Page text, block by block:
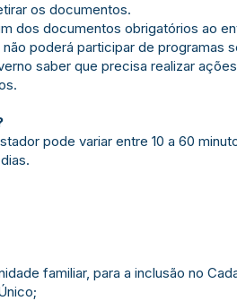
os documentos.
dos documentos obrigatórios ao
poderá participar de programas
saber que precisa realizar
pode variar entre 10 a 60
familiar, para a inclusão no